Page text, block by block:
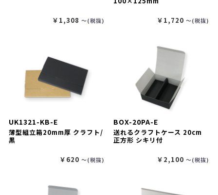
￥1,308 〜(税抜) ￥1,720 〜(税抜)
UK1321-KB-E
薄型組立箱20mm厚 クラフト/
黒
￥620 〜(税抜)
BOX-20PA-E
送れるクラフトケース 20cm
正方形 シキリ付
￥2,100 〜(税抜)